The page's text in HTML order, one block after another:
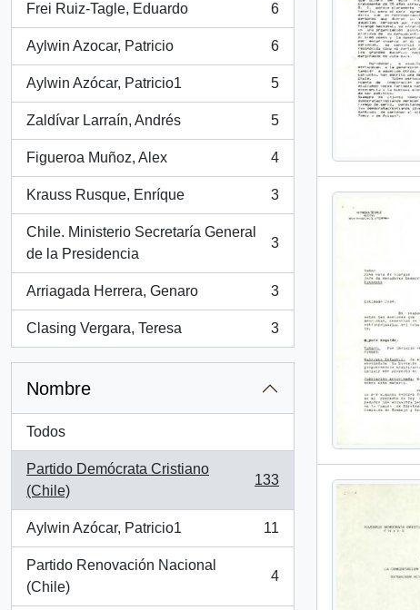
Frei Ruiz-Tagle, Eduardo
, 6 resultados
6
Aylwin Azocar, Patricio
, 6 resultados
6
Aylwin Azócar, Patricio1
, 5 resultados
5
Zaldívar Larraín, Andrés
, 5 resultados
5
Figueroa Muñoz, Alex
, 4 resultados
4
Krauss Rusque, Enríque
, 3 resultados
3
Chile. Ministerio Secretaría General
de la Presidencia
, 3 resultados
3
Arriagada Herrera, Genaro
, 3 resultados
3
Clasing Vergara, Teresa
, 3 resultados
3
Nombre
Todos
Partido Demócrata Cristiano
(Chile)
, 133 resultados
133
Aylwin Azócar, Patricio1
, 11 resultados
11
Partido Renovación Nacional
(Chile)
, 4 resultados
4